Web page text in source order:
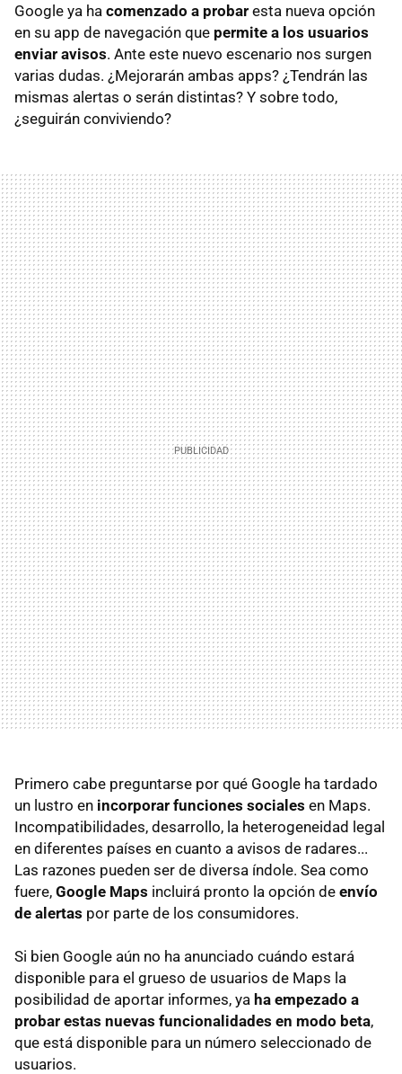
Google ya ha comenzado a probar esta nueva opción
en su app de navegación que permite a los usuarios
enviar avisos. Ante este nuevo escenario nos surgen
varias dudas. ¿Mejorarán ambas apps? ¿Tendrán las
mismas alertas o serán distintas? Y sobre todo,
¿seguirán conviviendo?
Primero cabe preguntarse por qué Google ha tardado
un lustro en incorporar funciones sociales en Maps.
Incompatibilidades, desarrollo, la heterogeneidad legal
en diferentes países en cuanto a avisos de radares...
Las razones pueden ser de diversa índole. Sea como
fuere, Google Maps incluirá pronto la opción de envío
de alertas por parte de los consumidores.
Si bien Google aún no ha anunciado cuándo estará
disponible para el grueso de usuarios de Maps la
posibilidad de aportar informes, ya ha empezado a
probar estas nuevas funcionalidades en modo beta,
que está disponible para un número seleccionado de
usuarios.